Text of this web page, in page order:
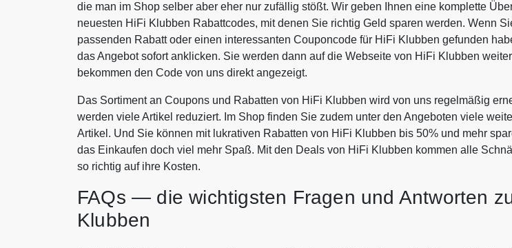
die man im Shop selber aber eher nur zufällig stößt. Wir geben Ihnen eine komplette
neuesten HiFi Klubben Rabattcodes, mit denen Sie richtig Geld sparen werden. Wenn
passenden Rabatt oder einen interessanten Couponcode für HiFi Klubben gefunden
das Angebot sofort anklicken. Sie werden dann auf die Webseite von HiFi Klubben
bekommen den Code von uns direkt angezeigt.
Das Sortiment an Coupons und Rabatten von HiFi Klubben wird von uns regelmäßig
werden viele Artikel reduziert. Im Shop finden Sie zudem unter den Angeboten viele
Artikel. Und Sie können mit lukrativen Rabatten von HiFi Klubben bis 50% und mehr
das Einkaufen doch viel mehr Spaß. Mit den Deals von HiFi Klubben kommen alle
so richtig auf ihre Kosten.
FAQs — die wichtigsten Fragen und Antworten
Klubben